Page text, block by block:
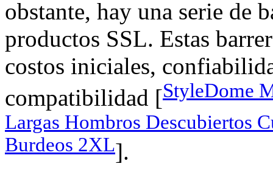
obstante, hay una serie de
productos SSL. Estas
costos iniciales,
compatibilidad [StyleDome
Largas Hombros Descubiertos
Burdeos 2XL].